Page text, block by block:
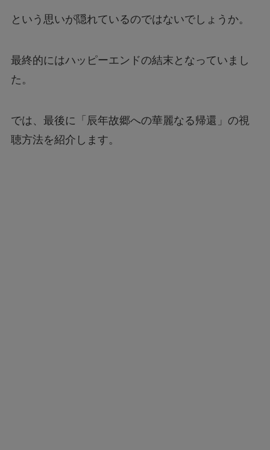
という思いが隠れているのではないでしょうか。
最終的にはハッピーエンドの結末となっていまし
た。
では、最後に「辰年故郷への華麗なる帰還」の視
聴方法を紹介します。